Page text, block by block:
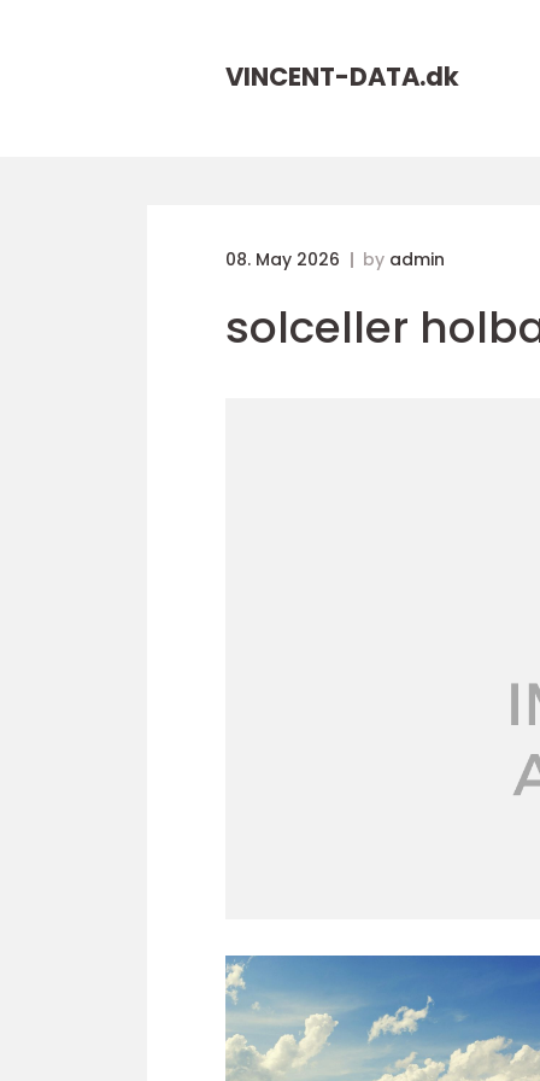
VINCENT-DATA.dk
08. May 2026 by admin
solceller